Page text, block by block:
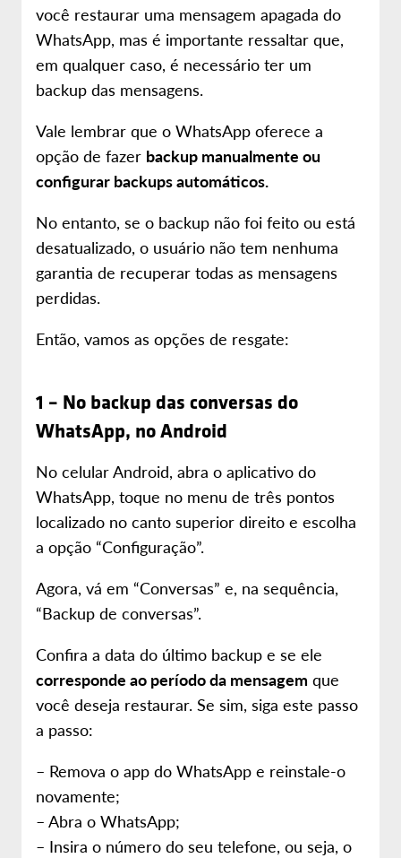
você restaurar uma mensagem apagada do
WhatsApp, mas é importante ressaltar que,
em qualquer caso, é necessário ter um
backup das mensagens.
Vale lembrar que o WhatsApp oferece a
opção de fazer backup manualmente ou
configurar backups automáticos.
No entanto, se o backup não foi feito ou está
desatualizado, o usuário não tem nenhuma
garantia de recuperar todas as mensagens
perdidas.
Então, vamos as opções de resgate:
1 – No backup das conversas do
WhatsApp, no Android
No celular Android, abra o aplicativo do
WhatsApp, toque no menu de três pontos
localizado no canto superior direito e escolha
a opção “Configuração”.
Agora, vá em “Conversas” e, na sequência,
“Backup de conversas”.
Confira a data do último backup e se ele
corresponde ao período da mensagem que
você deseja restaurar. Se sim, siga este passo
a passo:
– Remova o app do WhatsApp e reinstale-o
novamente;
– Abra o WhatsApp;
– Insira o número do seu telefone, ou seja, o